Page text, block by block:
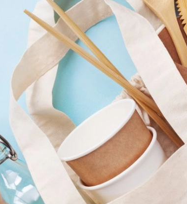
RĘKODZIEŁO RZEMIOSŁO
ŚNIADANIA PRZYSTAWKI ZUPY
DODATKI PRZETWORY